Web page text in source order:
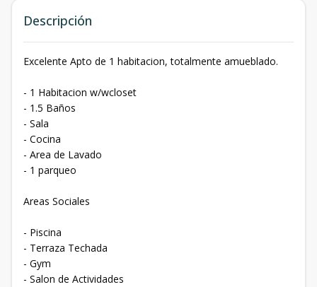
Descripción
Excelente Apto de 1 habitacion, totalmente amueblado.
- 1 Habitacion w/wcloset
- 1.5 Baños
- Sala
- Cocina
- Area de Lavado
- 1 parqueo
Areas Sociales
- Piscina
- Terraza Techada
- Gym
- Salon de Actividades